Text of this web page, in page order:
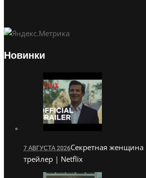
Новинки
7 АВГУСТА 2026Секретная
трейлер | Netflix